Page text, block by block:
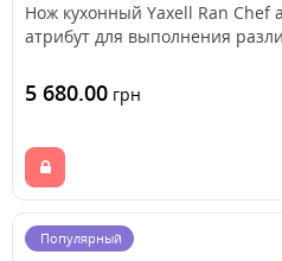
Нож кухонный Yaxell Ran Chef
атрибут для выполнения
5 680.00 грн
Популярный